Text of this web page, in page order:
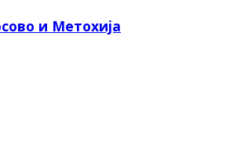
и Метохија